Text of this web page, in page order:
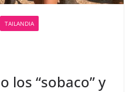
TAILANDIA
los “sobaco” y